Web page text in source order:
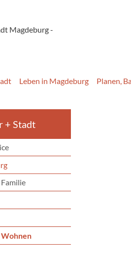
Leben in Magdeburg Planen,
+ Stadt
Wohnen